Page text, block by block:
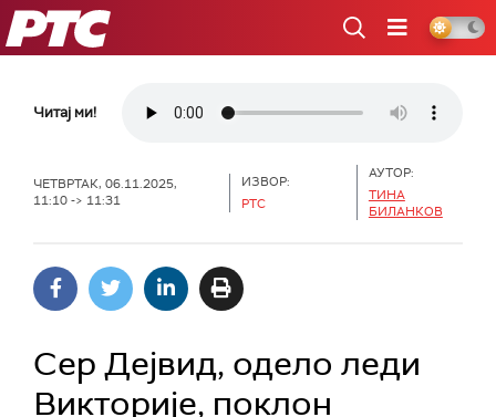
РТС
Читај ми!
ЧЕТВРТАК, 06.11.2025,
11:10 -> 11:31
ИЗВОР:
РТС
АУТОР:
ТИНА
БИЛАНКОВ
Сер Дејвид, одело леди
Викторије, поклон